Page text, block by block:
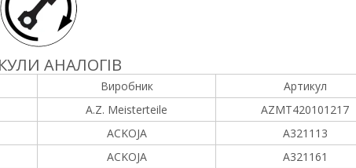
АНАЛОГІВ
Виробник
Артикул
A.Z. Meisterteile
AZMT420101217
ACKOJA
A321113
ACKOJA
A321161